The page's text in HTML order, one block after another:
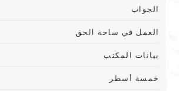
الجواب
العمل في ساحة الحق
بيانات المكتب
خمسة أسطر